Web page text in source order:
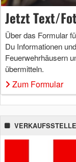
Jetzt Text/
Über das Formular
Du Informationen
Feuerwehrhäusern
übermitteln.
Zum Formular